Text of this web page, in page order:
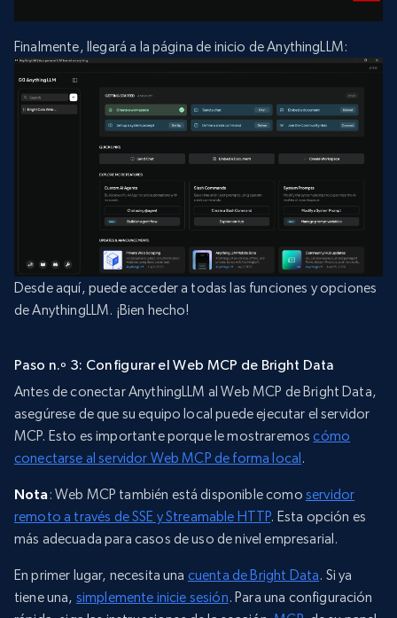
Finalmente, llegará a la página de inicio de AnythingLLM:
Desde aquí, puede acceder a todas las funciones y opciones
de AnythingLLM. ¡Bien hecho!
Paso n.º 3: Configurar el Web MCP de Bright Data
Antes de conectar AnythingLLM al Web MCP de Bright Data,
asegúrese de que su equipo local puede ejecutar el servidor
MCP. Esto es importante porque le mostraremoscómo
conectarse al servidor Web MCP de forma local.
Nota: Web MCP también está disponible como servidor
remoto a través de SSE y Streamable HTTP. Esta opción es
más adecuada para casos de uso de nivel empresarial.
En primer lugar, necesita una cuenta de Bright Data. Si ya
tiene una, simplemente inicie sesión. Para una configuración